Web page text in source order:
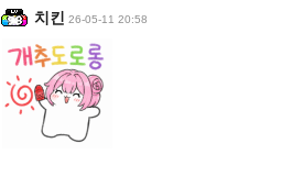
치킨 26-05-11 20:58